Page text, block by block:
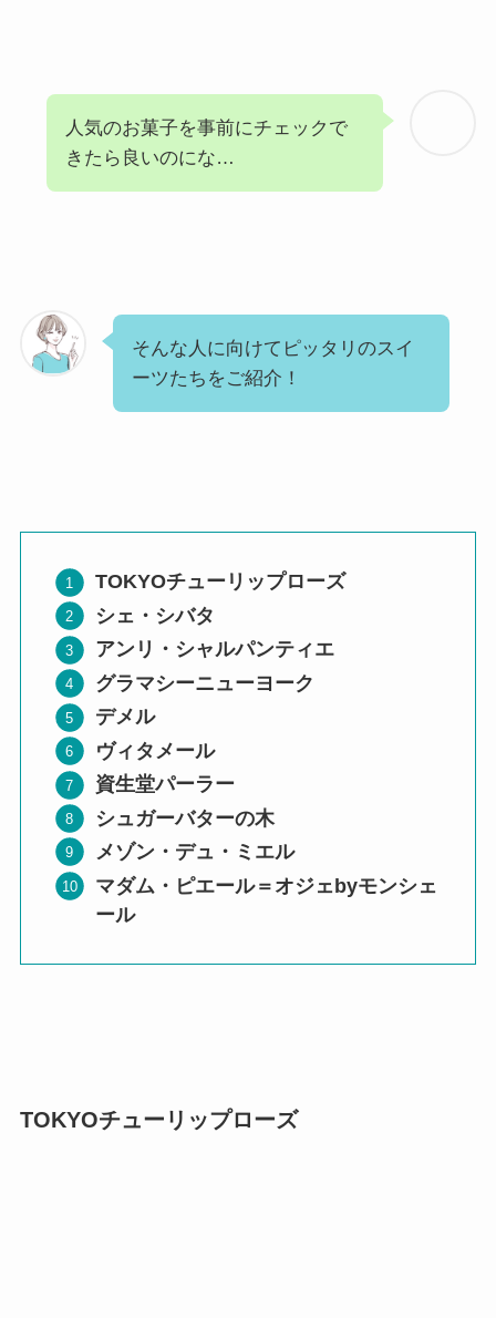
人気のお菓子を事前にチェックで
きたら良いのにな…
そんな人に向けてピッタリのスイ
ーツたちをご紹介！
TOKYOチューリップローズ
シェ・シバタ
アンリ・シャルパンティエ
グラマシーニューヨーク
デメル
ヴィタメール
資生堂パーラー
シュガーバターの木
メゾン・デュ・ミエル
マダム・ピエール＝オジェbyモンシェ
ール
TOKYOチューリップローズ